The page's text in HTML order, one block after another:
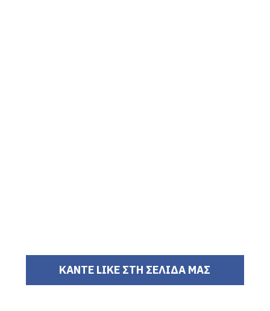
ΚΑΝΤΕ LIKE ΣΤΗ ΣΕΛΙΔΑ ΜΑΣ